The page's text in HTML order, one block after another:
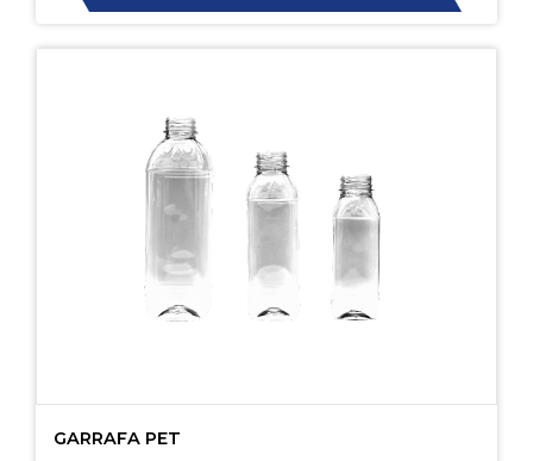
GARRAFA PET